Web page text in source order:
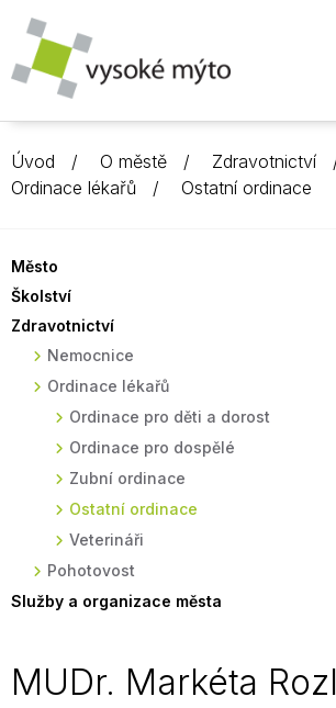
Úvod O městě
Zdravotnictví
Ordinace lékařů
Ostatní ordinace
Město
Školství
Zdravotnictví
Nemocnice
Ordinace lékařů
Ordinace pro děti a dorost
Ordinace pro dospělé
Zubní ordinace
Ostatní ordinace
Veterináři
Pohotovost
Služby a organizace města
MUDr. Markéta